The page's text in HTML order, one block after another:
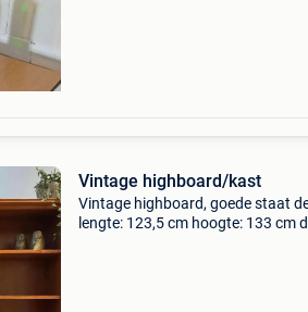
Vintage highboard/kast
Vintage highboard, goede staat
lengte: 123,5 cm hoogte: 133 cm